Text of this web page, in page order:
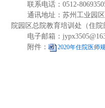
联系电话：0512-
通讯地址：苏州工业园
院园区总院教育培训处（住院
电子邮箱：
附件：
2020年住院医师